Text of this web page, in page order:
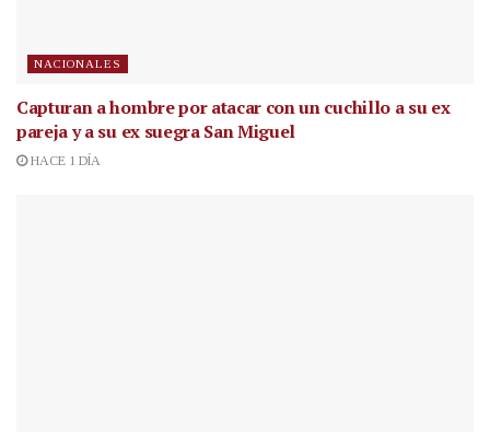
NACIONALES
Capturan a hombre por atacar con un cuchillo a su ex
pareja y a su ex suegra San Miguel
HACE 1 DÍA